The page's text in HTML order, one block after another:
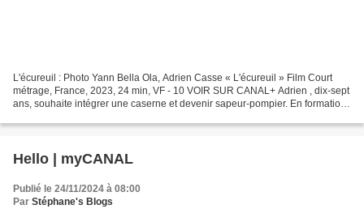
L'écureuil : Photo Yann Bella Ola, Adrien Casse « L'écureuil » Film Court
métrage, France, 2023, 24 min, VF - 10 VOIR SUR CANAL+ Adrien , dix-sept
ans, souhaite intégrer une caserne et devenir sapeur-pompier. En formation,
Hello | myCANAL
Publié le 24/11/2024 à 08:00
Par Stéphane's Blogs